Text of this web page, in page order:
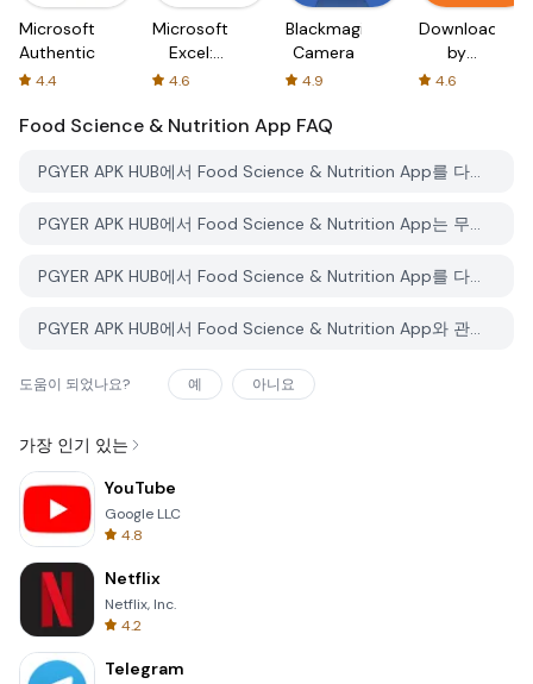
Microsoft
Authenticator
4.4
Microsoft
Excel:
Spreadsheets
4.6
Blackmagic
Camera
4.9
Downloader
by
AFTVnews
4.6
Food Science & Nutrition App FAQ
PGYER APK HUB에서 Food Science & Nutrition App를 다운로드하는 방법은 무엇인가요?
PGYER APK HUB에서 Food Science & Nutrition App는 무료로 다운로드할 수 있나요?
PGYER APK HUB에서 Food Science & Nutrition App를 다운로드하려면 계정이 필요한가요?
PGYER APK HUB에서 Food Science & Nutrition App와 관련된 문제를 신고하는 방법은 무엇인가요?
도움이 되었나요? 예 아니요
가장 인기 있는
YouTube
Google LLC
4.8
Netflix
Netflix, Inc.
4.2
Telegram